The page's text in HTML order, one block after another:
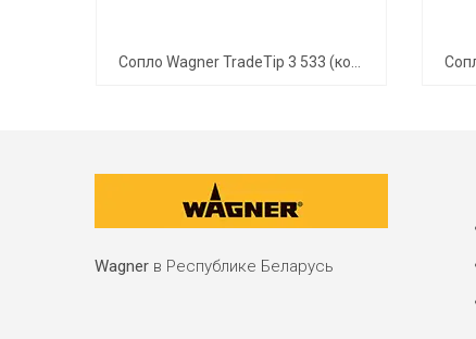
Сопло Wagner TradeTip 3 533 (комплект)
Wagner в Республике Беларусь